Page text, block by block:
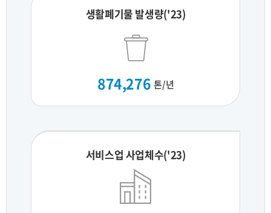
생활폐기물 발생량('23)
874,276 톤/년
서비스업 사업체수('23)